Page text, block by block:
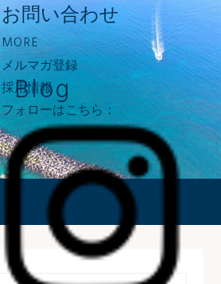
お問い合わせ
MORE
メルマガ登録
採用情報
フォローはこちら：
Blog